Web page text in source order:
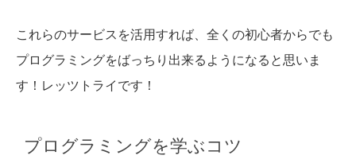
これらのサービスを活用すれば、全くの初心者からでも
プログラミングをばっちり出来るようになると思いま
す！レッツトライです！
プログラミングを学ぶコツ